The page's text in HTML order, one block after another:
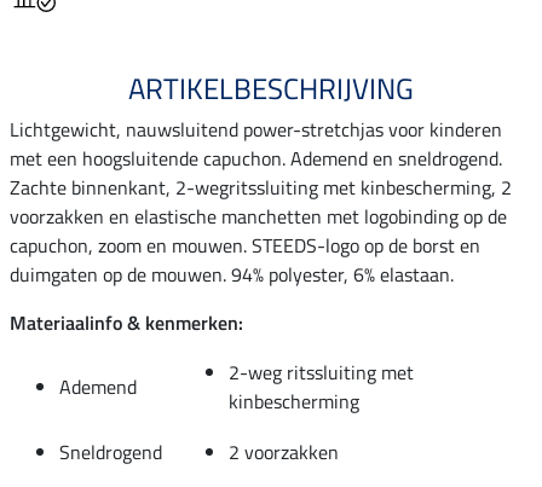
ARTIKELBESCHRIJVING
Lichtgewicht, nauwsluitend power-stretchjas voor kinderen
met een hoogsluitende capuchon. Ademend en sneldrogend.
Zachte binnenkant, 2-wegritssluiting met kinbescherming, 2
voorzakken en elastische manchetten met logobinding op de
capuchon, zoom en mouwen. STEEDS-logo op de borst en
duimgaten op de mouwen. 94% polyester, 6% elastaan.
Materiaalinfo & kenmerken:
Ademend
2-weg ritssluiting met
kinbescherming
Sneldrogend
2 voorzakken